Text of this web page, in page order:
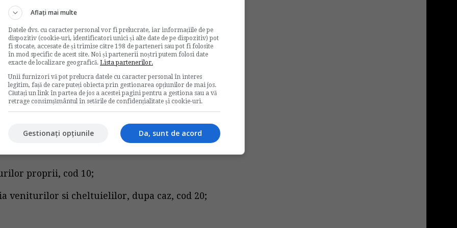
depune raportarile contabile fie la registratura
postale, prin scrisori cu valoare declarata, pe
contabile listate cu ajutorul programului de
potrivit legii, sau numai in forma
avand atasata o semnatura electronica
continand formularistica necesara si
de utilizare aferenta, se obtine prin folosirea
Programul de asistenta este pus la dispozitie
poate fi descarcat de pe portalul MFP, de la
formulare:
proprii, cod 10;
veniturilor si cheltuielilor, dupa caz, cod 20;
Aflați mai multe
Datele dvs. cu caracter personal vor fi prelucrate, iar informațiile de pe
dispozitiv (cookie-uri, identificatori unici și alte date de pe dispozitiv) pot
fi stocate, accesate de și trimise către 198 de parteneri sau pot fi folosite
în mod specific de acest site. Noi și partenerii noștri putem folosi date
exacte de localizare geografică. Lista partenerilor.
Unii furnizori vă pot prelucra datele cu caracter personal în interes
legitim, față de care puteți obiecta prin gestionarea opțiunilor de mai jos.
Căutați un link în partea de jos a acestei pagini pentru a gestiona sau a vă
retrage consimțământul în setările de confidențialitate și cookie-uri.
Da, sunt de acord
Gestionați opțiunile